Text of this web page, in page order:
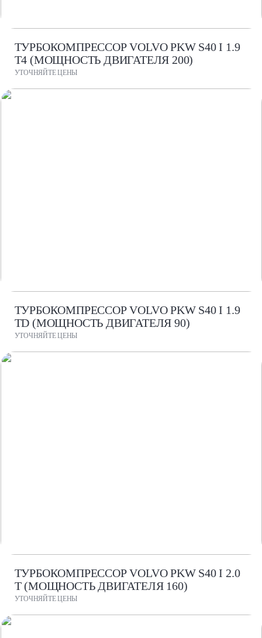
ТУРБОКОМПРЕССОР VOLVO PKW S40 I 1.9
T4 (МОЩНОСТЬ ДВИГАТЕЛЯ 200)
УТОЧНЯЙТЕ ЦЕНЫ
ТУРБОКОМПРЕССОР VOLVO PKW S40 I 1.9
TD (МОЩНОСТЬ ДВИГАТЕЛЯ 90)
УТОЧНЯЙТЕ ЦЕНЫ
ТУРБОКОМПРЕССОР VOLVO PKW S40 I 2.0
T (МОЩНОСТЬ ДВИГАТЕЛЯ 160)
УТОЧНЯЙТЕ ЦЕНЫ